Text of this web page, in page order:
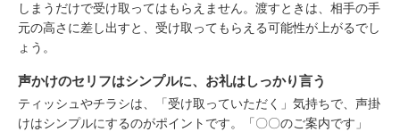
しまうだけで受け取ってはもらえません。渡すときは、相手の手
元の高さに差し出すと、受け取ってもらえる可能性が上がるでし
ょう。
声かけのセリフはシンプルに、お礼はしっかり言う
ティッシュやチラシは、「受け取っていただく」気持ちで、声掛
けはシンプルにするのがポイントです。「〇〇のご案内です」